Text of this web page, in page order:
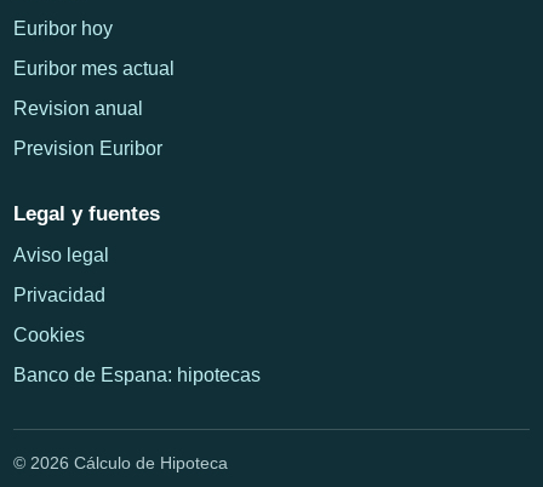
Euribor hoy
Euribor mes actual
Revision anual
Prevision Euribor
Legal y fuentes
Aviso legal
Privacidad
Cookies
Banco de Espana: hipotecas
© 2026 Cálculo de Hipoteca